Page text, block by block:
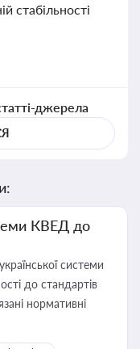
стабільності
джерела
КВЕД до
системи
до стандартів
нормативні